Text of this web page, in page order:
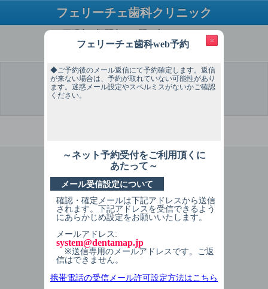
フェリーチェ歯科クリニック
ご不明点・疑問点はお問い合わせください
TEL：046-271-2001
選 択
予約希望
症状を選択してください
注1 当院は健診が中心の予防歯科で
す。歯のトラブル時のみ通院される方
はご予約の制限がございます。
限があります。
▶▶①新患(診察券なし)の患者様
×
フェリーチェ歯科web予約
◆ご予約後のメール返信にて予約確定します。返信
が来ない場合は、予約が取れていない可能性があり
ます。迷惑メール設定やスペルミスがないかご確認
ください。
～ネット予約受付をご利用頂くに
あたって～
メール受信設定について
確認・確定メールは下記アドレスから送信
されます。下記アドレスを受信できるよう
にあらかじめ設定をお願いいたします。
メールアドレス:
system@dentamap.jp
※送信専用のメールアドレスです。ご返
信はできません。
携帯電話の受信メール許可設定方法はこちら